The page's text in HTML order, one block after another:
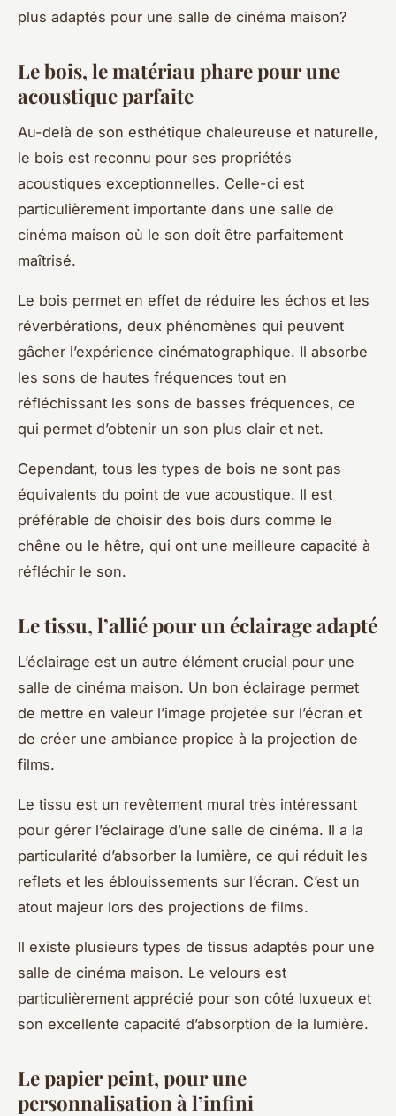
plus adaptés pour une salle de cinéma maison?
Le bois, le matériau phare pour une
acoustique parfaite
Au-delà de son esthétique chaleureuse et naturelle,
le bois est reconnu pour ses propriétés
acoustiques exceptionnelles. Celle-ci est
particulièrement importante dans une salle de
cinéma maison où le son doit être parfaitement
maîtrisé.
Le bois permet en effet de réduire les échos et les
réverbérations, deux phénomènes qui peuvent
gâcher l’expérience cinématographique. Il absorbe
les sons de hautes fréquences tout en
réfléchissant les sons de basses fréquences, ce
qui permet d’obtenir un son plus clair et net.
Cependant, tous les types de bois ne sont pas
équivalents du point de vue acoustique. Il est
préférable de choisir des bois durs comme le
chêne ou le hêtre, qui ont une meilleure capacité à
réfléchir le son.
Le tissu, l’allié pour un éclairage adapté
L’éclairage est un autre élément crucial pour une
salle de cinéma maison. Un bon éclairage permet
de mettre en valeur l’image projetée sur l’écran et
de créer une ambiance propice à la projection de
films.
Le tissu est un revêtement mural très intéressant
pour gérer l’éclairage d’une salle de cinéma. Il a la
particularité d’absorber la lumière, ce qui réduit les
reflets et les éblouissements sur l’écran. C’est un
atout majeur lors des projections de films.
Il existe plusieurs types de tissus adaptés pour une
salle de cinéma maison. Le velours est
particulièrement apprécié pour son côté luxueux et
son excellente capacité d’absorption de la lumière.
Le papier peint, pour une
personnalisation à l’infini